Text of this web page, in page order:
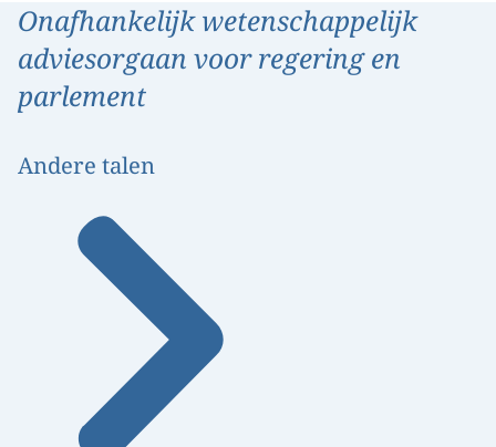
Onafhankelijk wetenschappelijk
adviesorgaan voor regering en
parlement
Andere talen